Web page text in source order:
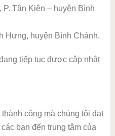
Tân Kiên – huyện Bình
Hưng, huyện Bình Chánh.
tiếp tục được cập nhật
công mà chúng tôi đạt
bạn đến trung tâm của